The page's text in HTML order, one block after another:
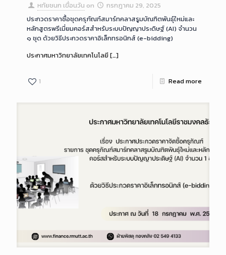
หทัยชนก เขื่อนวัน on
กรกฎาคม 29, 2025
ประกวดราคาซื้อชุดครุภัณฑ์สมาร์ทคลาสรูมบัณฑิตพันธุ์ใหม่และ
หลักสูตรพรีเมี่ยมคอร์สสำหรับระบบปัญญาประดิษฐ์ (AI) จำนวน
๑ ชุด ด้วยวิธีประกวดราคาอิเล็กทรอนิกส์ (e-bidding)
ประกาศมหาวิทยาลัยเทคโนโลยี[…]
1 Read more